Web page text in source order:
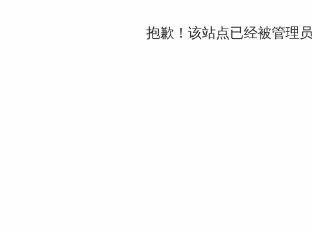
抱歉！该站点已经被管理